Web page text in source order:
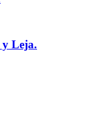
Leja.